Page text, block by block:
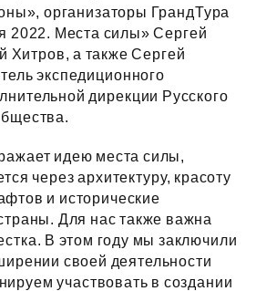
организаторы ГрандТура
2022. Места силы» Сергей
Хитров, а также Сергей
экспедиционного
дирекции Русского
идею места силы,
через архитектуру, красоту
и исторические
Для нас также важна
В этом году мы заключили
своей деятельности
участвовать в создании